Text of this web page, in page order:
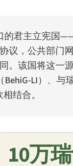
的君主立宪国
，公共部门网
。该国将这一
（BehiG-LI）、
结合。
10万